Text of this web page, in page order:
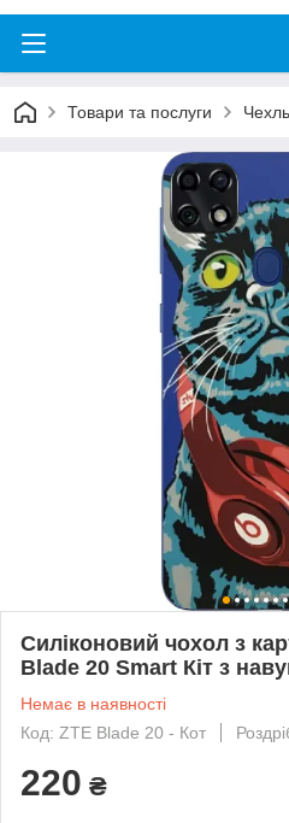
Товари та послуги
Силіконовий чохол з
Blade 20 Smart Кіт з
Немає в наявності
Код: ZTE Blade 20 - Кот
220 ₴